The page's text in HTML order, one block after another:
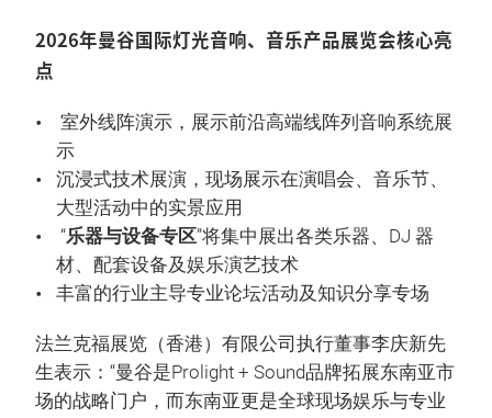
2026年曼谷国际灯光音响、音乐产品展览会核心亮
点
室外线阵演示，展示前沿高端线阵列音响系统展
示
沉浸式技术展演，现场展示在演唱会、音乐节、
大型活动中的实景应用
“乐器与设备专区”将集中展出各类乐器、DJ 器
材、配套设备及娱乐演艺技术
丰富的行业主导专业论坛活动及知识分享专场
法兰克福展览（香港）有限公司执行董事李庆新先
生表示：“曼谷是Prolight + Sound品牌拓展东南亚市
场的战略门户，而东南亚更是全球现场娱乐与专业